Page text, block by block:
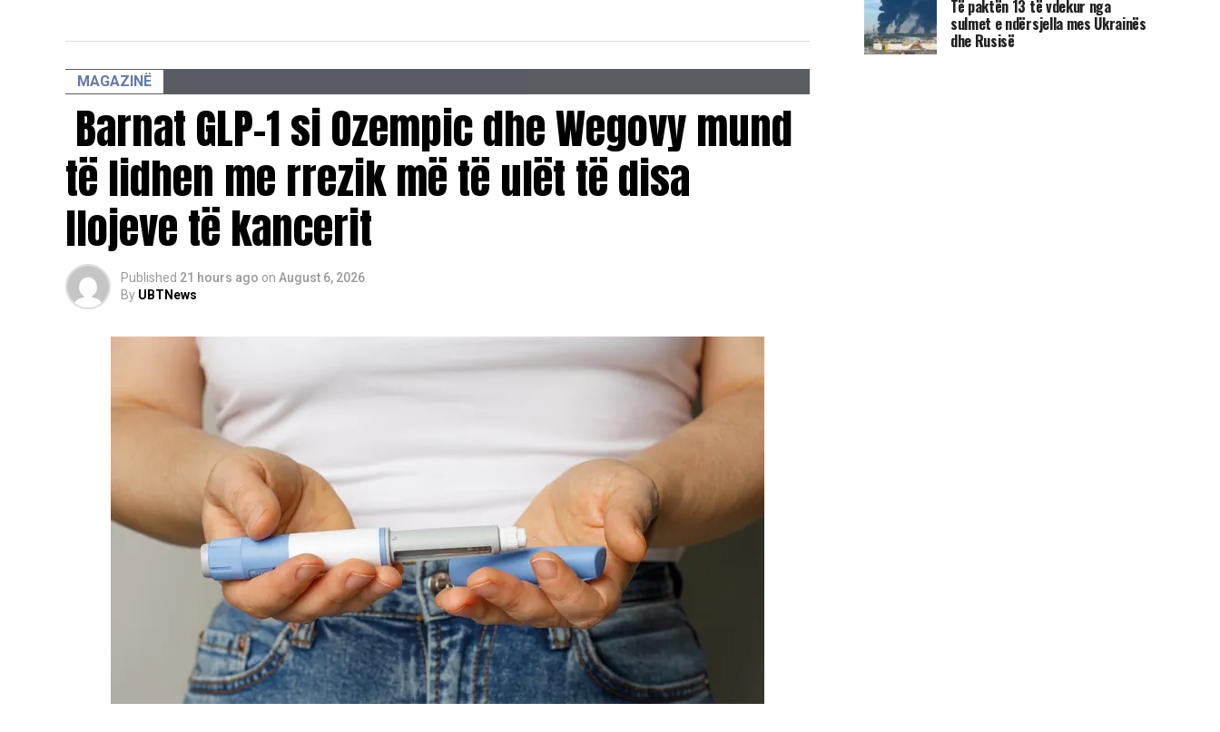
MAGAZINË
Barnat GLP-1 si Ozempic dhe Wegovy mund
të lidhen me rrezik më të ulët të disa
llojeve të kancerit
Published 21 hours ago on August 6, 2026
By UBTNews
Të paktën 13 të vdekur nga
sulmet e ndërsjella mes Ukrainës
dhe Rusisë